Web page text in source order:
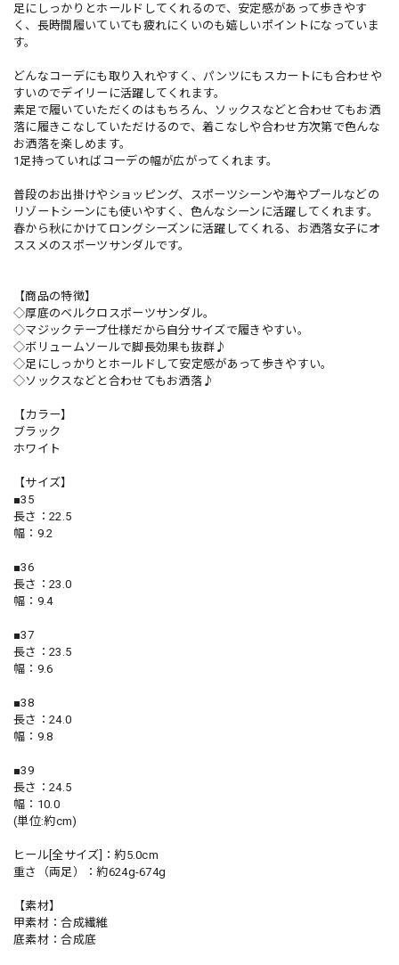
足にしっかりとホールドしてくれるので、安定感があって歩きやす
く、長時間履いていても疲れにくいのも嬉しいポイントになっていま
す。
どんなコーデにも取り入れやすく、パンツにもスカートにも合わせや
すいのでデイリーに活躍してくれます。
素足で履いていただくのはもちろん、ソックスなどと合わせてもお洒
落に履きこなしていただけるので、着こなしや合わせ方次第で色んな
お洒落を楽しめます。
1足持っていればコーデの幅が広がってくれます。
普段のお出掛けやショッピング、スポーツシーンや海やプールなどの
リゾートシーンにも使いやすく、色んなシーンに活躍してくれます。
春から秋にかけてロングシーズンに活躍してくれる、お洒落女子にオ
ススメのスポーツサンダルです。
【商品の特徴】
◇厚底のベルクロスポーツサンダル。
◇マジックテープ仕様だから自分サイズで履きやすい。
◇ボリュームソールで脚長効果も抜群♪
◇足にしっかりとホールドして安定感があって歩きやすい。
◇ソックスなどと合わせてもお洒落♪
【カラー】
ブラック
ホワイト
【サイズ】
■35
長さ：22.5
幅：9.2
■36
長さ：23.0
幅：9.4
■37
長さ：23.5
幅：9.6
■38
長さ：24.0
幅：9.8
■39
長さ：24.5
幅：10.0
(単位:約cm)
ヒール[全サイズ]：約5.0cm
重さ（両足）：約624g-674g
【素材】
甲素材：合成繊維
底素材：合成底